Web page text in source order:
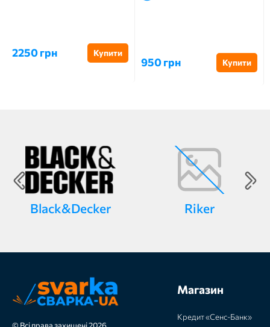
2250 грн Купити
950 грн Купити
Black&Decker Riker
© Всі права захищені 2026
Магазин
Кредит «Сенс-Банк»